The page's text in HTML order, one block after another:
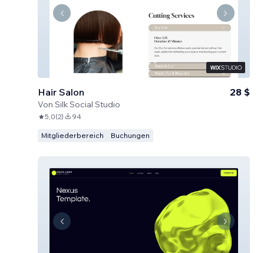
Hair Salon
Von Silk Social Studio
28 $
5,0(2) 94
Mitgliederbereich Buchungen